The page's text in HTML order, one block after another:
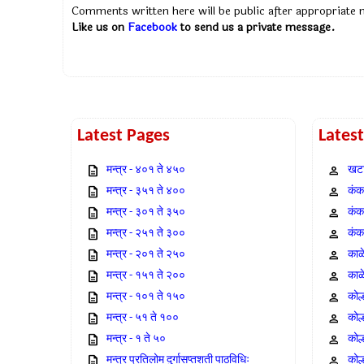
Comments written here will be public after appropriate
Like us on Facebookto send us a private message.
Latest Pages
मन्त्र - ४०१ ते ४५०
मन्त्र - ३५१ ते ४००
मन्त्र - ३०१ ते ३५०
मन्त्र - २५१ ते ३००
मन्त्र - २०१ ते २५०
मन्त्र - १५१ ते २००
मन्त्र - १०१ ते १५०
मन्त्र - ५१ ते १००
मन्त्र - १ ते ५०
मन्त्र प्रतिलोम दुर्गासप्तशती पाठविधिः